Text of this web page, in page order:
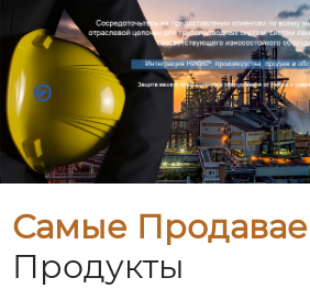
Самые
Продукты